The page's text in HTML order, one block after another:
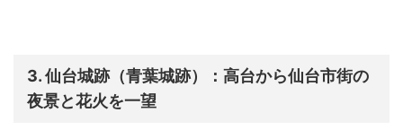
3. 仙台城跡（青葉城跡）：高台から仙台市街の
夜景と花火を一望